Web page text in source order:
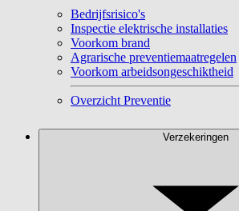
Bedrijfsrisico's
Inspectie elektrische installaties
Voorkom brand
Agrarische preventiemaatregelen
Voorkom arbeidsongeschiktheid
Overzicht Preventie
Verzekeringen